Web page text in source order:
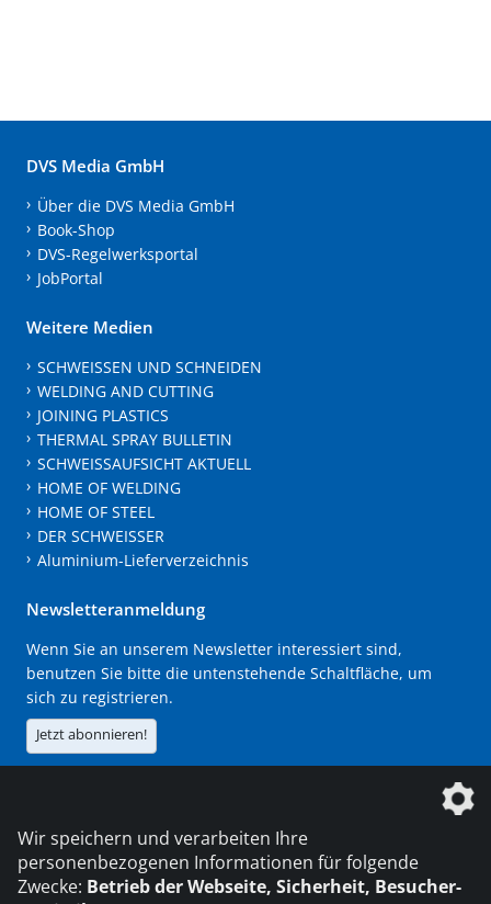
DVS Media GmbH
Über die DVS Media GmbH
Book-Shop
DVS-Regelwerksportal
JobPortal
Weitere Medien
SCHWEISSEN UND SCHNEIDEN
WELDING AND CUTTING
JOINING PLASTICS
THERMAL SPRAY BULLETIN
SCHWEISSAUFSICHT AKTUELL
HOME OF WELDING
HOME OF STEEL
DER SCHWEISSER
Aluminium-Lieferverzeichnis
Newsletteranmeldung
Wenn Sie an unserem Newsletter interessiert sind,
benutzen Sie bitte die untenstehende Schaltfläche, um
sich zu registrieren.
Jetzt abonnieren!
Wir speichern und verarbeiten Ihre
personenbezogenen Informationen für folgende
Zwecke: Betrieb der Webseite, Sicherheit, Besucher-